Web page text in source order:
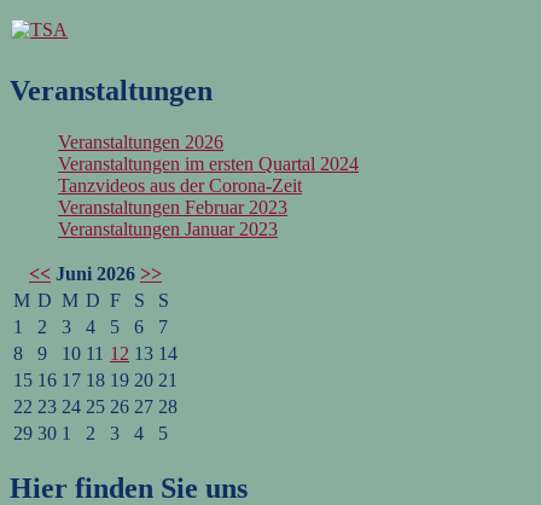
Zum
Inhalt
Veranstaltungen
Veranstaltungen 2026
Veranstaltungen im ersten Quartal 2024
Tanzvideos aus der Corona-Zeit
Veranstaltungen Februar 2023
Veranstaltungen Januar 2023
<< Juni 2026 >>
M D M D F S
S
1
2 3 4 5 6
7
8
9 10 11 12 13 14
15 16 17 18 19 20 21
22 23 24 25 26 27 28
29 30 1 2 3 4 5
Hier finden Sie uns